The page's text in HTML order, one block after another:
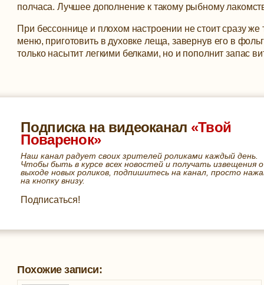
полчаса. Лучшее дополнение к такому рыбному
При бессоннице и плохом настроении не стоит сразу
меню, приготовить в духовке леща, завернув его в
только насытит легкими белками, но и пополнит запас
Подписка на видеоканал «Твой
Поваренок»
Наш канал радует своих зрителей роликами каждый день.
Чтобы быть в курсе всех новостей и получать извещения о
выходе новых роликов, подпишитесь на канал, просто
на кнопку внизу.
Подписаться!
Похожие записи: